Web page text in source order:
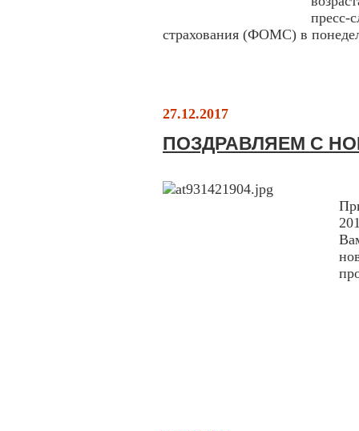
пресс-
страхования (ФОМС) в
27.12.2017
ПОЗДРАВЛЯЕМ С